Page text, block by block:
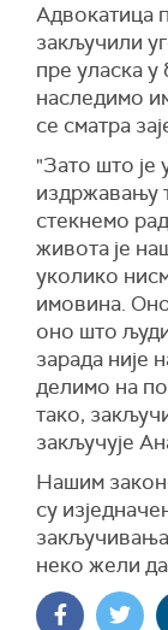
Адвокатица
закључили
пре уласка у
наследимо
се сматра
"Зато што
издржавању
стекнемо
живота је
уколико
имовина. Оно
оно што
зарада није
делимо на
тако,
закључује
Нашим
су
неко жели